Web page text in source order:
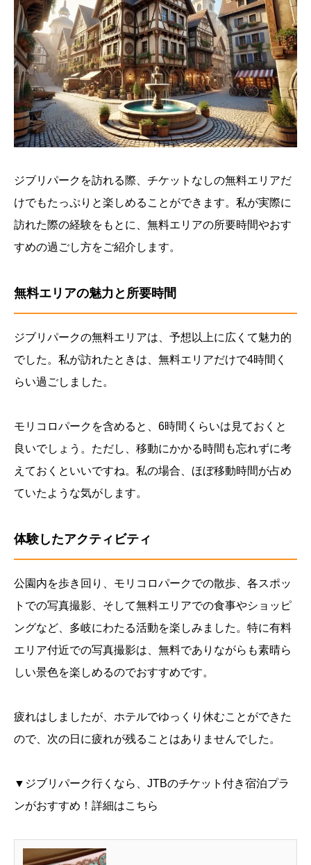
ジブリパークを訪れる際、チケットなしの無料エリアだ
けでもたっぷりと楽しめることができます。私が実際に
訪れた際の経験をもとに、無料エリアの所要時間やおす
すめの過ごし方をご紹介します。
無料エリアの魅力と所要時間
ジブリパークの無料エリアは、予想以上に広くて魅力的
でした。私が訪れたときは、無料エリアだけで4時間く
らい過ごしました。
モリコロパークを含めると、6時間くらいは見ておくと
良いでしょう。ただし、移動にかかる時間も忘れずに考
えておくといいですね。私の場合、ほぼ移動時間が占め
ていたような気がします。
体験したアクティビティ
公園内を歩き回り、モリコロパークでの散歩、各スポッ
トでの写真撮影、そして無料エリアでの食事やショッピ
ングなど、多岐にわたる活動を楽しみました。特に有料
エリア付近での写真撮影は、無料でありながらも素晴ら
しい景色を楽しめるのでおすすめです。
疲れはしましたが、ホテルでゆっくり休むことができた
ので、次の日に疲れが残ることはありませんでした。
▼ジブリパーク行くなら、JTBのチケット付き宿泊プラ
ンがおすすめ！詳細はこちら